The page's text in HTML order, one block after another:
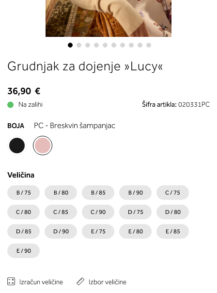
to
beginning
the
images
gallery
Grudnjak za dojenje »Lucy«
36,90 €
Na zalihi Šifra artikla: 020331PC
BOJA PC - Breskvin šampanjac
Veličina
B / 75 B / 80 B / 85 B / 90 C / 75
C / 80 C / 85 C / 90 D / 75 D / 80
D / 85 D / 90 E / 75 E / 80 E / 85
E / 90
Izračun veličine Izbor veličine
boste prebrali, katera globina
ustreza vaši meri (A, B …) – iščite v
stolpcu, ki ste ga določili s
obsegom.